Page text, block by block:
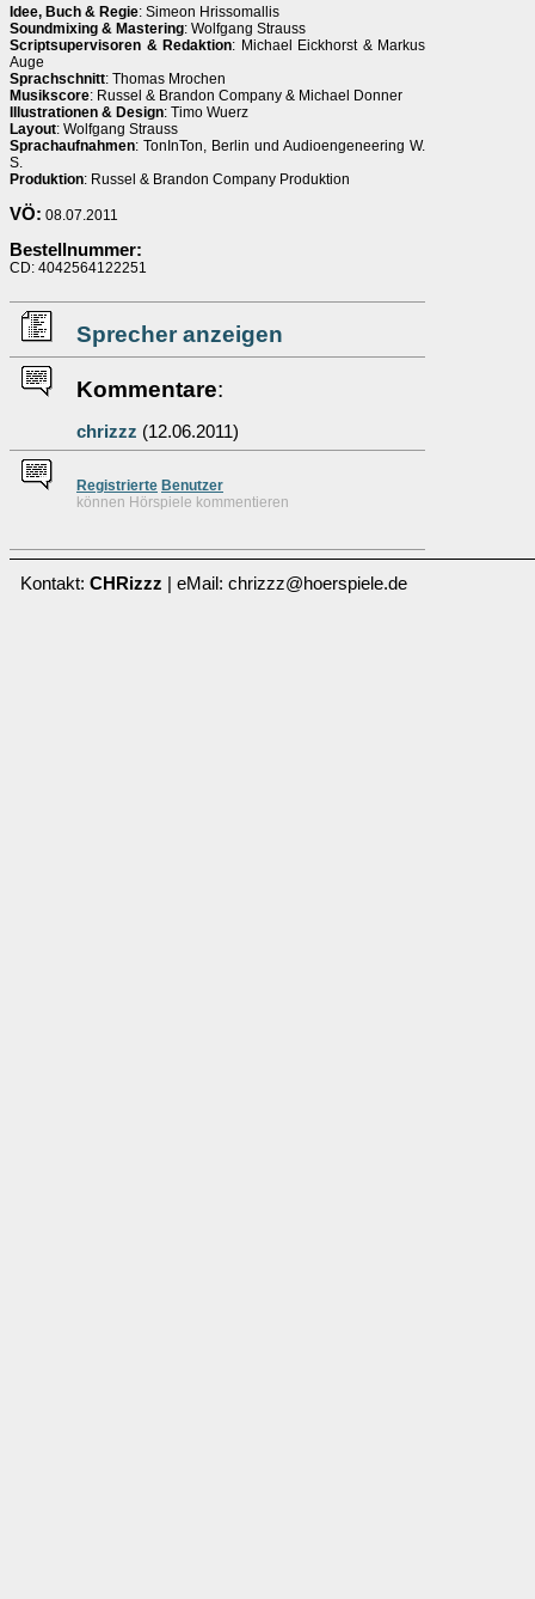
Idee, Buch & Regie: Simeon Hrissomallis
Soundmixing & Mastering: Wolfgang Strauss
Scriptsupervisoren & Redaktion: Michael Eickhorst & Markus
Auge
Sprachschnitt: Thomas Mrochen
Musikscore: Russel & Brandon Company & Michael Donner
Illustrationen & Design: Timo Wuerz
Layout: Wolfgang Strauss
Sprachaufnahmen: TonInTon, Berlin und Audioengeneering W.
S.
Produktion: Russel & Brandon Company Produktion
VÖ: 08.07.2011
Bestellnummer:
CD: 4042564122251
Sprecher anzeigen
Kommentare:
chrizzz (12.06.2011)
Registrierte Benutzer
können Hörspiele kommentieren
Kontakt: CHRizzz | eMail: chrizzz@hoerspiele.de